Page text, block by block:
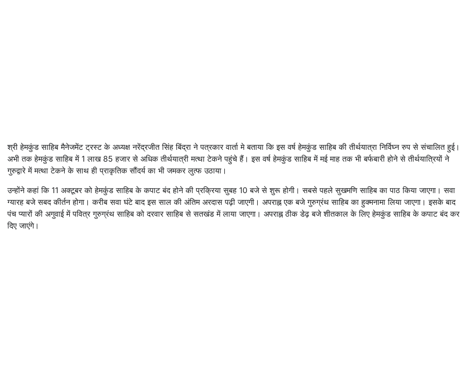
श्री हेमकुंड साहिब मैनेजमेंट ट्रस्ट के अध्यक्ष नरेंद्रजीत सिंह बिंद्रा ने पत्रकार वार्ता मे बताया कि इस वर्ष हेमकुंड साहिब की तीर्थयात्रा निर्विघ्न रुप से संचालित हुई।
अभी तक हेमकुंड साहिब में 1 लाख 85 हजार से अधिक तीर्थयात्री मत्था टेकने पहुंचे हैं। इस वर्ष हेमकुंड साहिब में मई माह तक भी बर्फबारी होने से तीर्थयात्रियों ने
गुरुद्वारे में मत्था टेकने के साथ ही प्राकृतिक सौंदर्य का भी जमकर लुत्फ उठाया।
उन्होंने कहां कि 11 अक्टूबर को हेमकुंंड साहिब के कपाट बंद होने की प्रक्रिया सुबह 10 बजे से शुरू होगी। सबसे पहले सुखमणि साहिब का पाठ किया जाएगा। सवा
ग्यारह बजे सबद कीर्तन होगा। करीब सवा घंटे बाद इस साल की अंतिम अरदास पढ़ी जाएगी। अपराह्न एक बजे गुरुग्रंथ साहिब का हुक्मनामा लिया जाएगा। इसके बाद
पंच प्यारों की अगुवाई में पवित्र गुरुग्रंथ साहिब को दरवार साहिब से सतखंड में लाया जाएगा। अपराह्न ठीक डेढ़ बजे शीतकाल के लिए हेमकुंड साहिब के कपाट बंद कर
दिए जाएंगे।